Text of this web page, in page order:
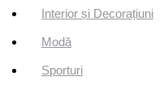
Interior și Decorațiuni
Modă
Sporturi